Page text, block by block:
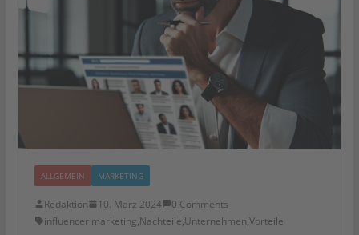
ALLGEMEIN MARKETING
Redaktion 10. März 2024
0 Comments
influencer marketing,Nachteile,Unternehmen,Vorteile